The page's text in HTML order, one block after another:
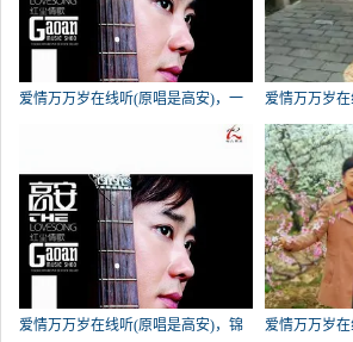
爱情万万岁在线听(原唱是高安)，一
生平安（拒私聊）演唱点播:299次
爱情万万岁
中只有你演
爱情万万岁在线听(原唱是高安)，锦
爱情万万岁